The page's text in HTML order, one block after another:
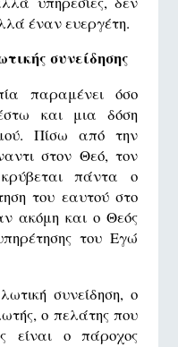
έναν ευεργέτη.
συνείδησης
παραμένει όσο
και μια δόση
Πίσω από την
στον Θεό, τον
πάντα ο
του εαυτού στο
ακόμη και ο Θεός
του Εγώ
συνείδηση, ο
ο πελάτης που
είναι ο πάροχος